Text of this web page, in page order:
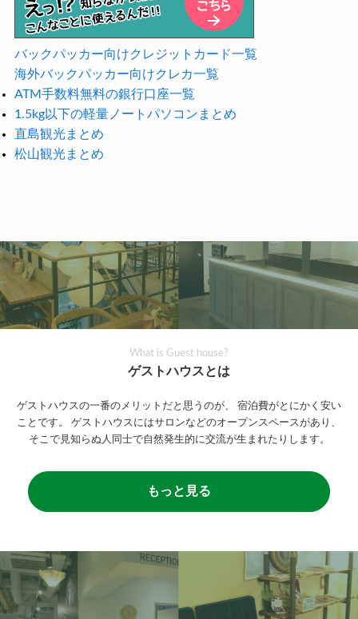
バックパッカー向けクレジットカード一覧
海外バックパッカー向けクレカ一覧
ATM手数料無料の銀行口座一覧
1.5kg以下の軽量ノートパソコンまとめ
直島観光まとめ
松山観光まとめ
What is Guest house?
ゲストハウスとは
ゲストハウスの一番のメリットだと思うのが、
宿泊費がとにかく安い
ことです。
ゲストハウスにはサロンなどのオープンスペースがあり、
そこで見知らぬ人同士で自然発生的に交流が生まれたりします。
もっと見る